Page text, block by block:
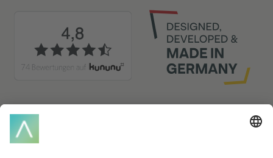
Glossar-Index